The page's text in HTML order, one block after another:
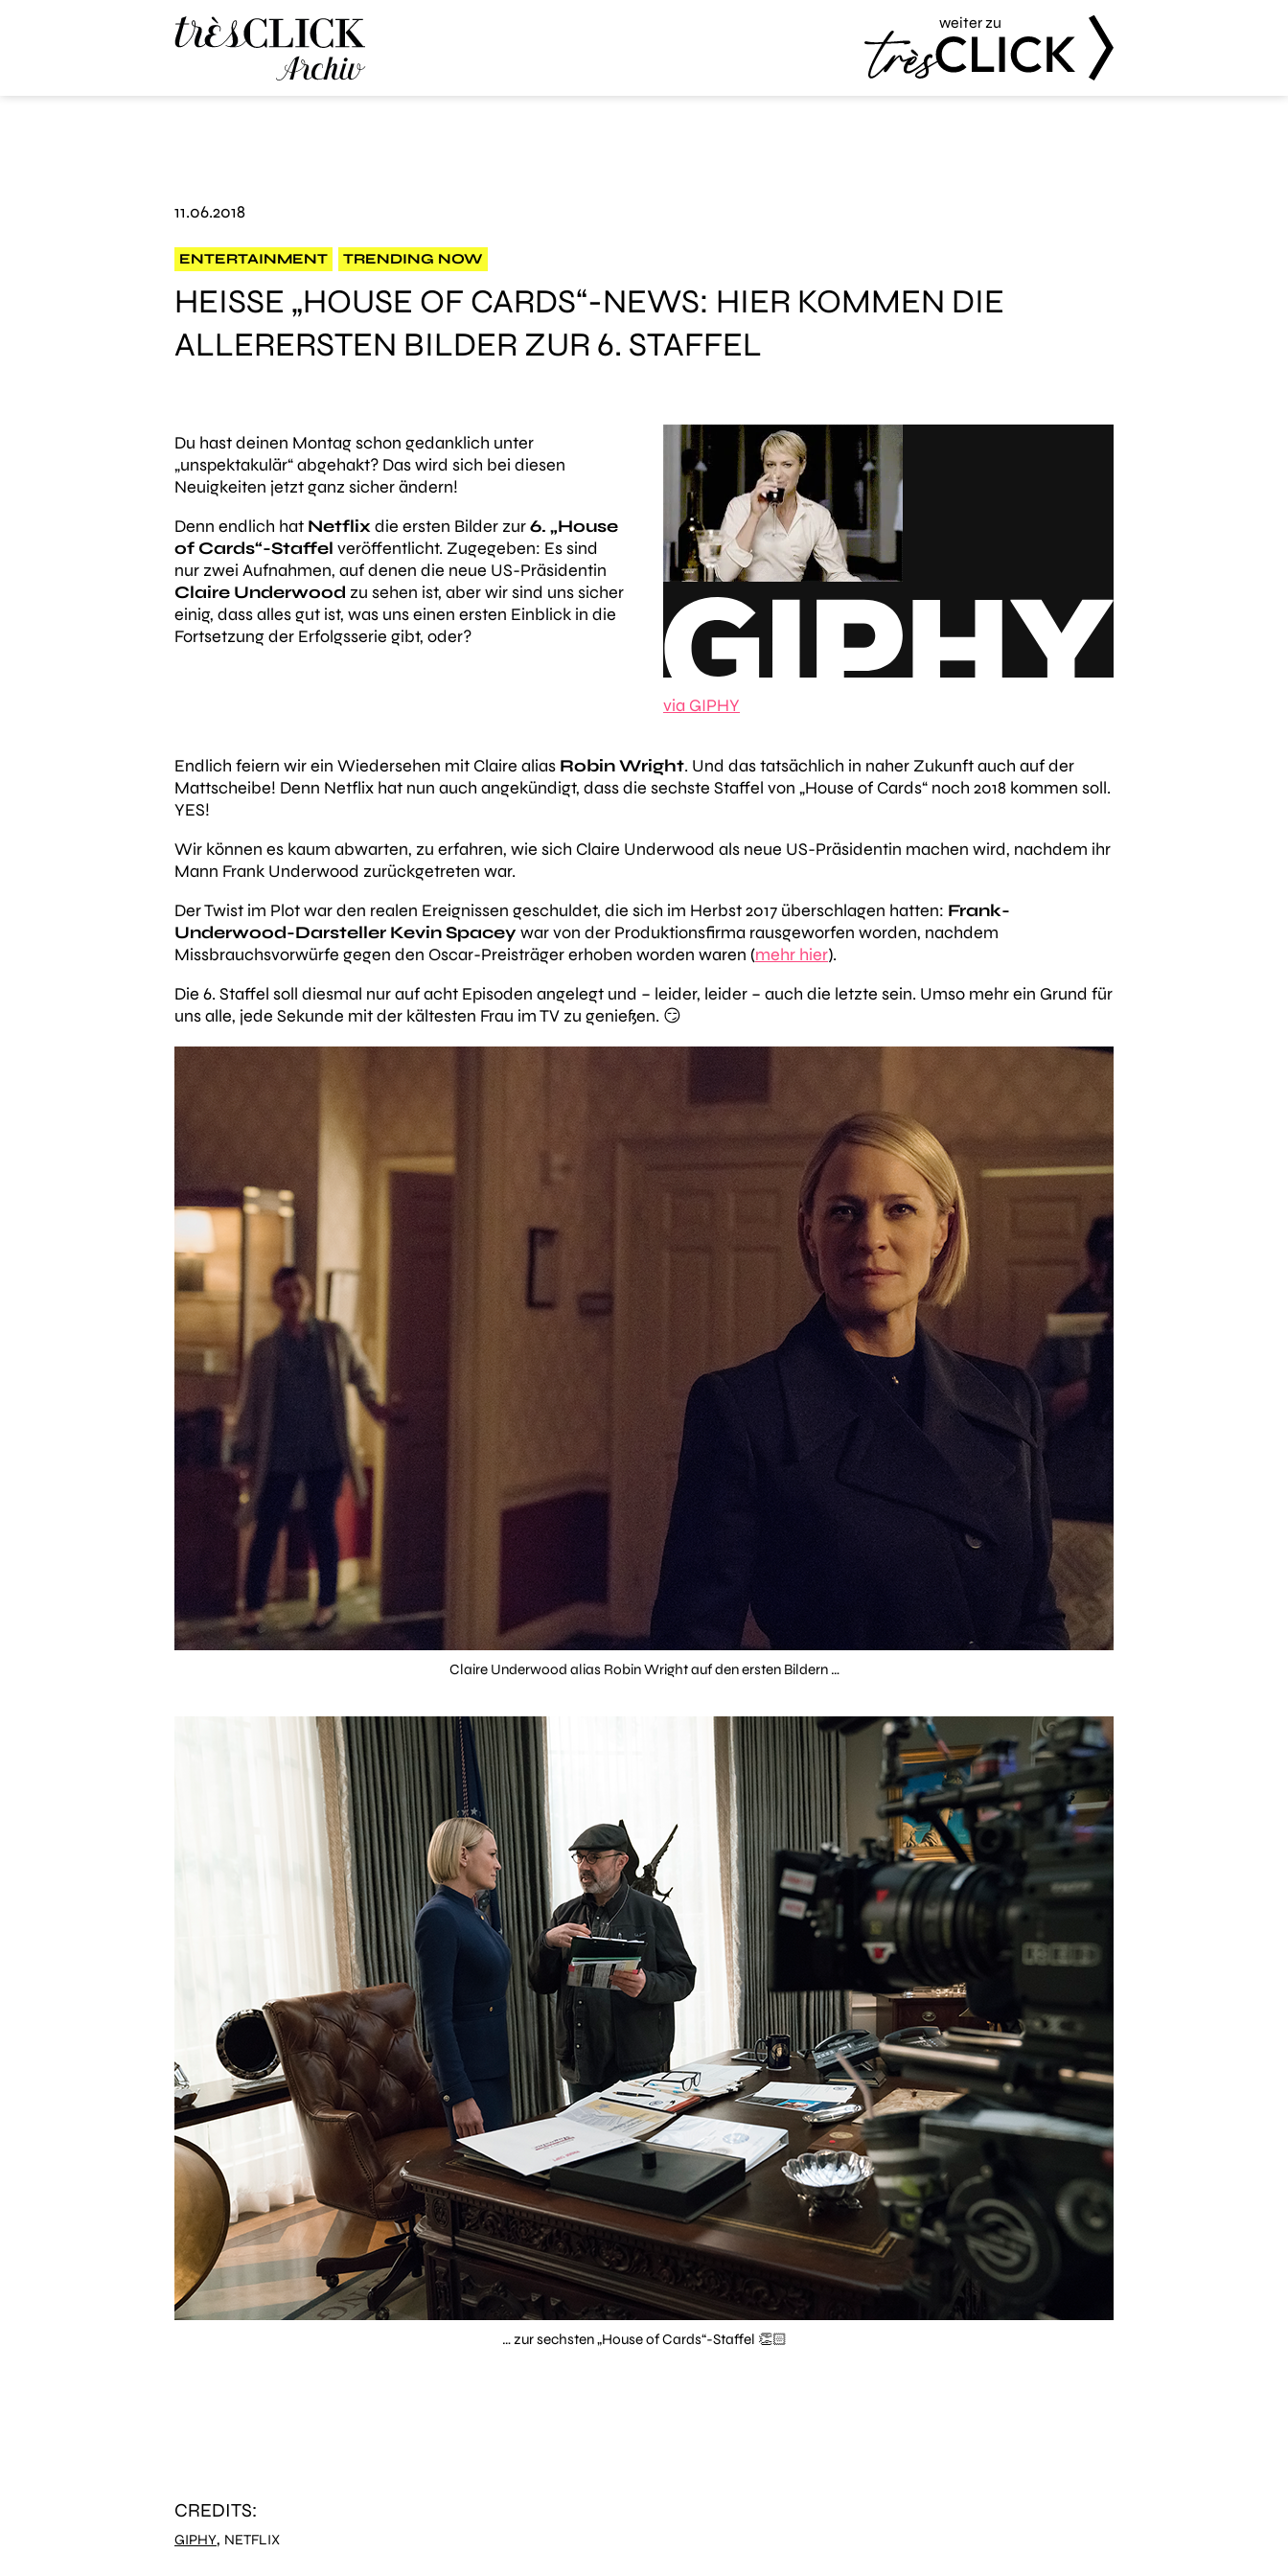
weiter zu
11.06.2018
ENTERTAINMENT TRENDING NOW
HEISSE „HOUSE OF CARDS“-NEWS: HIER KOMMEN DIE A
LLERERSTEN BILDER ZUR 6. STAFFEL
Du hast deinen Montag schon gedanklich unter
„unspektakulär“ abgehakt? Das wird sich bei diesen
Neuigkeiten jetzt ganz sicher ändern!
Denn endlich hat Netflixdie ersten Bilder zur6. „House
of Cards“-Staffel veröffentlicht. Zugegeben: Es sind
nur zwei Aufnahmen, auf denen die neue US-Präsidentin
Claire Underwood zu sehen ist, aber wir sind uns sicher
einig, dass alles gut ist, was uns einen ersten Einblick in die
Fortsetzung der Erfolgsserie gibt, oder?
via GIPHY
Endlich feiern wir ein Wiedersehen mit Claire alias Robin Wright. Und das tatsächlich in naher Zukunft auch auf der
Mattscheibe! Denn Netflix hat nun auch angekündigt, dass die sechste Staffel von „House of Cards“ noch 2018 kommen soll.
YES!
Wir können es kaum abwarten, zu erfahren, wie sich Claire Underwood als neue US-Präsidentin machen wird, nachdem ihr
Mann Frank Underwood zurückgetreten war.
Der Twist im Plot war den realen Ereignissen geschuldet, die sich im Herbst 2017 überschlagen hatten: Frank-
Underwood-Darsteller Kevin Spacey war von der Produktionsfirma rausgeworfen worden, nachdem
Missbrauchsvorwürfe gegen den Oscar-Preisträger erhoben worden waren (mehr hier).
Die 6. Staffel soll diesmal nur auf acht Episoden angelegt und – leider, leider – auch die letzte sein. Umso mehr ein Grund für
uns alle, jede Sekunde mit der kältesten Frau im TV zu genießen. 😏
Claire Underwood alias Robin Wright auf den ersten Bildern …
… zur sechsten „House of Cards“-Staffel 👏🏻
CREDITS:
GIPHY, NETFLIX